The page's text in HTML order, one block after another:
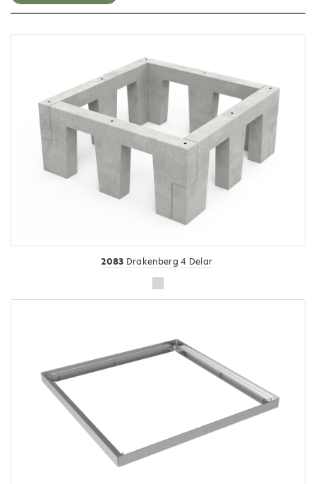
2083 Drakenberg 4 Delar